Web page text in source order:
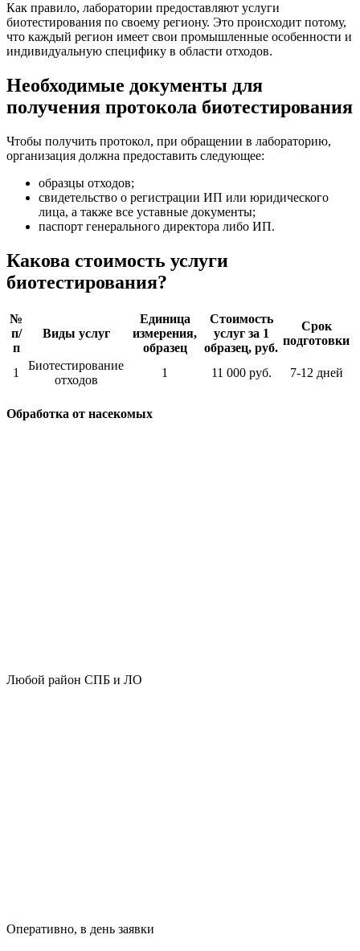
Как правило, лаборатории предоставляют услуги
биотестирования по своему региону. Это происходит потому,
что каждый регион имеет свои промышленные особенности и
индивидуальную специфику в области отходов.
Необходимые документы для
получения протокола биотестирования
Чтобы получить протокол, при обращении в лабораторию,
организация должна предоставить следующее:
образцы отходов;
свидетельство о регистрации ИП или юридического
лица, а также все уставные документы;
паспорт генерального директора либо ИП.
Какова стоимость услуги
биотестирования?
№
п/
п
Виды услуг
Единица
измерения,
образец
Стоимость
услуг за 1
образец, руб.
Срок
подготовки
1
Биотестирование
отходов
1 11 000 руб. 7-12 дней
Обработка от насекомых
Любой район СПБ и ЛО
Оперативно, в день заявки